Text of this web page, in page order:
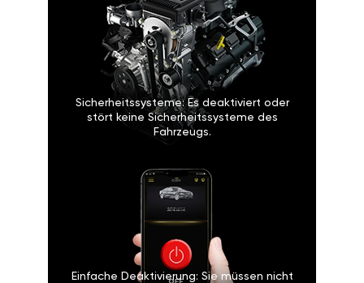
Sicherheitssysteme: Es deaktiviert oder
stört keine Sicherheitssysteme des
Fahrzeugs.
Einfache Deaktivierung: Sie müssen nicht